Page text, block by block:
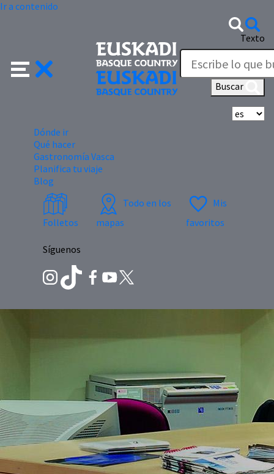
Ir a contenido
Texto
Buscar
Dónde ir
Qué hacer
Gastronomía Vasca
Planifica tu viaje
Blog
Folletos
Todo en los
mapas
Mis
favoritos
Síguenos